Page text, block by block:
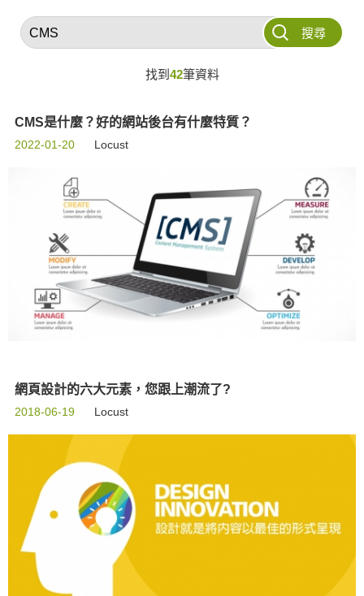
搜尋
找到 42筆資料
CMS是什麼？好的網站後台有什麼特質？
2022-01-20 Locust
網頁設計的六大元素，您跟上潮流了?
2018-06-19 Locust